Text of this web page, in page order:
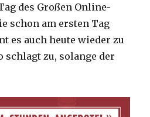
des Großen Online-
schon am ersten Tag
es auch heute wieder zu
schlagt zu, solange der